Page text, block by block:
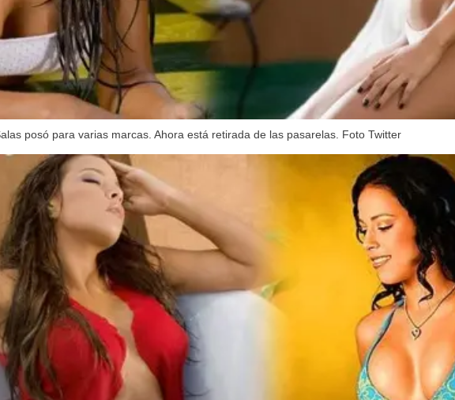
posó para varias marcas. Ahora está retirada de las pasarelas. Foto Twitter